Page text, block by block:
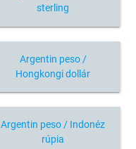
sterling
Argentin peso /
Hongkongi dollár
Argentin peso / Indonéz
rúpia